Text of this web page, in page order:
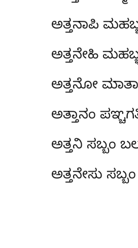
ಅತ್ತನಾಪಿ
ಅತ್ತನೇಹಿ
ಅತ್ತನೋ
ಅತ್ತಾನಂ
ಅತ್ತನಿ ಸಬ್ಬಂ
ಅತ್ತನೇಸು